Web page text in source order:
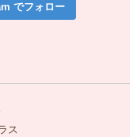
でフォロー
ス